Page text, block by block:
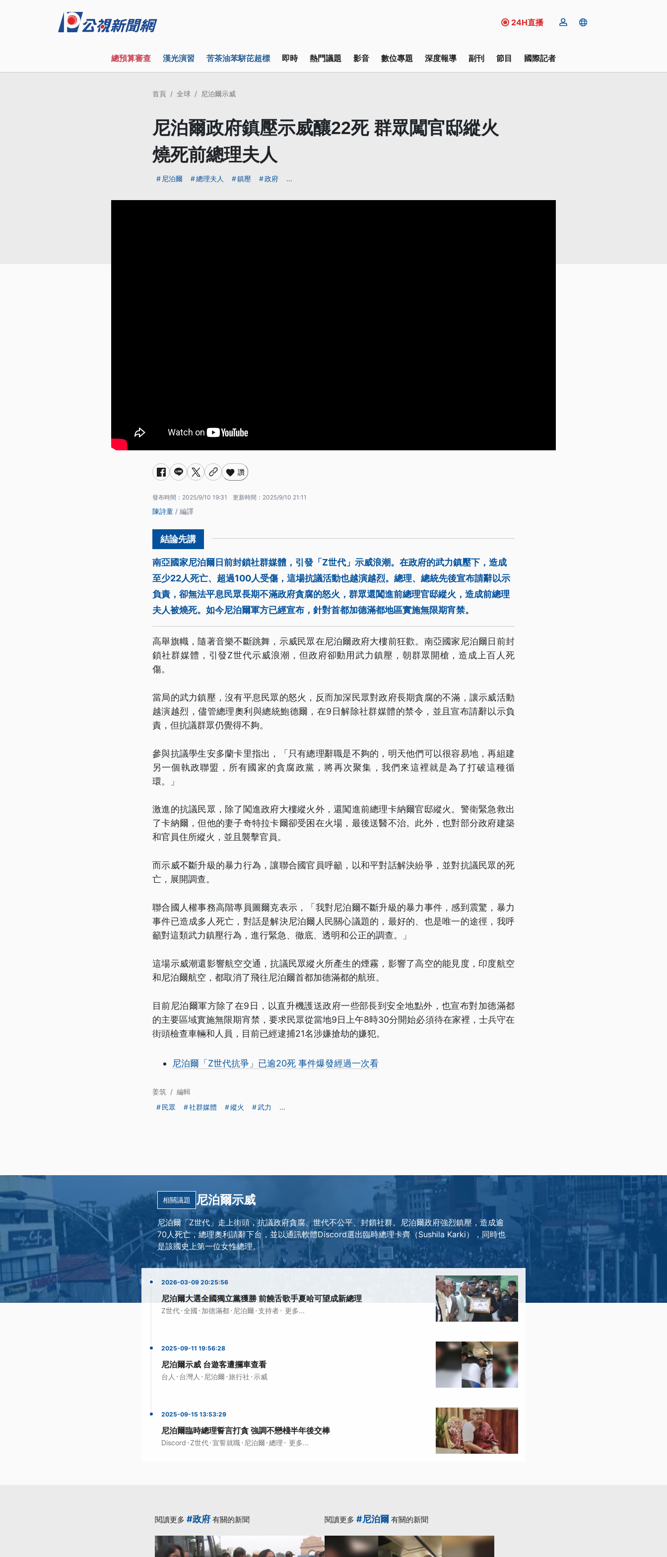
24H直播
總預算審查 漢光演習 苦茶油苯駢芘超標 即時 熱門議題 影音 數位專題 深度報導 副刊 節目 國際記者
首頁 全球 尼泊爾示威
尼泊爾政府鎮壓示威釀22死 群眾闖官邸縱火
燒死前總理夫人
尼泊爾 總理夫人 鎮壓 政府 ...
讚
發布時間： 2025/9/10 19:31 更新時間： 2025/9/10 21:11
陳詩童 / 編譯
南亞國家尼泊爾日前封鎖社群媒體，引發「Z世代」示威浪潮。在政府的武力鎮壓下，造成
至少22人死亡、超過100人受傷，這場抗議活動也越演越烈。總理、總統先後宣布請辭以示
負責，卻無法平息民眾長期不滿政府貪腐的怒火，群眾還闖進前總理官邸縱火，造成前總理
夫人被燒死。如今尼泊爾軍方已經宣布，針對首都加德滿都地區實施無限期宵禁。
高舉旗幟，隨著音樂不斷跳舞，示威民眾在尼泊爾政府大樓前狂歡。南亞國家尼泊爾日前封
鎖社群媒體，引發Z世代示威浪潮，但政府卻動用武力鎮壓，朝群眾開槍，造成上百人死
傷。
當局的武力鎮壓，沒有平息民眾的怒火，反而加深民眾對政府長期貪腐的不滿，讓示威活動
越演越烈，儘管總理奧利與總統鮑德爾，在9日解除社群媒體的禁令，並且宣布請辭以示負
責，但抗議群眾仍覺得不夠。
參與抗議學生安多蘭卡里指出，「只有總理辭職是不夠的，明天他們可以很容易地，再組建
另一個執政聯盟，所有國家的貪腐政黨，將再次聚集，我們來這裡就是為了打破這種循
環。」
激進的抗議民眾，除了闖進政府大樓縱火外，還闖進前總理卡納爾官邸縱火。警衛緊急救出
了卡納爾，但他的妻子奇特拉卡爾卻受困在火場，最後送醫不治。此外，也對部分政府建築
和官員住所縱火，並且襲擊官員。
而示威不斷升級的暴力行為，讓聯合國官員呼籲，以和平對話解決紛爭，並對抗議民眾的死
亡，展開調查。
聯合國人權事務高階專員圖爾克表示，「我對尼泊爾不斷升級的暴力事件，感到震驚，暴力
事件已造成多人死亡，對話是解決尼泊爾人民關心議題的，最好的、也是唯一的途徑，我呼
籲對這類武力鎮壓行為，進行緊急、徹底、透明和公正的調查。」
這場示威潮還影響航空交通，抗議民眾縱火所產生的煙霧，影響了高空的能見度，印度航空
和尼泊爾航空，都取消了飛往尼泊爾首都加德滿都的航班。
目前尼泊爾軍方除了在9日，以直升機護送政府一些部長到安全地點外，也宣布對加德滿都
的主要區域實施無限期宵禁，要求民眾從當地9日上午8時30分開始必須待在家裡，士兵守在
街頭檢查車輛和人員，目前已經逮捕21名涉嫌搶劫的嫌犯。
尼泊爾「Z世代抗爭」已逾20死 事件爆發經過一次看
姜筑 / 編輯
民眾
社群媒體 縱火 武力 ...
相關議題 尼泊爾示威
尼泊爾「Z世代」走上街頭，抗議政府貪腐、世代不公平、封鎖社群。尼泊爾政府強烈鎮壓，造成逾
70人死亡，總理奧利請辭下台，並以通訊軟體Discord選出臨時總理卡齊（Sushila Karki），同時也
是該國史上第一位女性總理。
2026-03-09 20:25:56
尼泊爾大選全國獨立黨獲勝 前饒舌歌手夏哈可望成新總理
Z世代·全國 · 加德滿都· 尼泊爾 ·支持者· 更多...
2025-09-11 19:56:28
尼泊爾示威 台遊客遭攔車查看
台人 · 台灣人 · 尼泊爾 ·旅行社 · 示威
2025-09-15 13:53:29
尼泊爾臨時總理誓言打貪 強調不戀棧半年後交棒
Discord · Z世代·宣誓就職· 尼泊爾 ·總理 · 更多...
閱讀更多 #政府 有關的新聞 閱讀更多 #尼泊爾 有關的新聞